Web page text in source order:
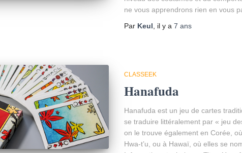
ne vous apprendrons rien en vous
Par Keul, il y a 7 ans
CLASSEEK
Hanafuda
Hanafuda est un jeu de cartes
se traduire littéralement par « jeu
on le trouve également en Corée,
Hwa-t’u, ou à Hawaï, où elles se